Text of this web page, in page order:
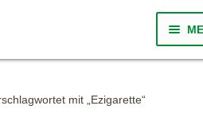
Was ist CBD?
mit „Ezigarette“